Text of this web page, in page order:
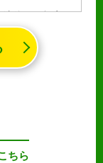
律」に規定さ
名、生年月日
ことができる
ちら